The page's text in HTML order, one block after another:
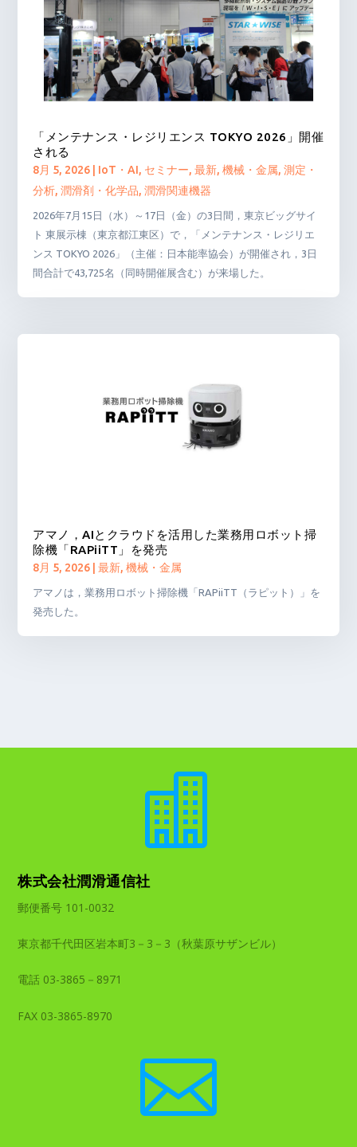
「メンテナンス・レジリエンス TOKYO 2026」開催
される
8月 5, 2026 | IoT・AI, セミナー,最新,機械・金属,測定・
分析,潤滑剤・化学品,潤滑関連機器
2026年7月15日（水）～17日（金）の3日間，東京ビッグサイ
ト 東展示棟（東京都江東区）で，「メンテナンス・レジリエ
ンス TOKYO 2026」（主催：日本能率協会）が開催され，3日
間合計で43,725名（同時開催展含む）が来場した。
アマノ，AIとクラウドを活用した業務用ロボット掃
除機「RAPiiTT」を発売
8月 5, 2026 |最新,機械・金属
アマノは，業務用ロボット掃除機「RAPiiTT（ラピット）」を
発売した。

株式会社潤滑通信社
郵便番号 101-0032
東京都千代田区岩本町3－3－3（秋葉原サザンビル）
電話 03-3865－8971
FAX 03-3865-8970
